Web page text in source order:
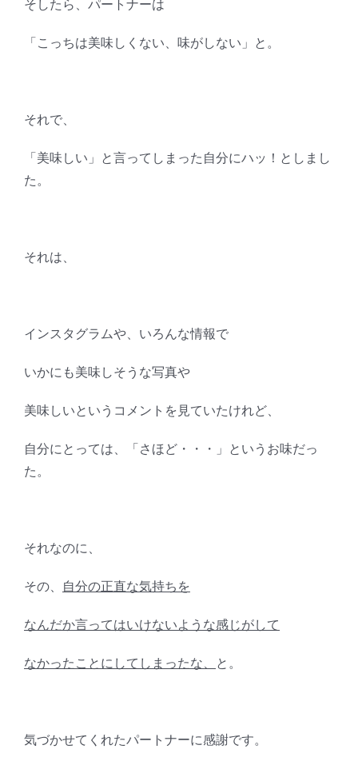
そしたら、パートナーは
「こっちは美味しくない、味がしない」と。
それで、
「美味しい」と言ってしまった自分にハッ！としまし
た。
それは、
インスタグラムや、いろんな情報で
いかにも美味しそうな写真や
美味しいというコメントを見ていたけれど、
自分にとっては、「さほど・・・」というお味だっ
た。
それなのに、
その、 自分の正直な気持ちを
なんだか言ってはいけないような感じがして
なかったことにしてしまったな、 と。
気づかせてくれたパートナーに感謝です。